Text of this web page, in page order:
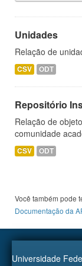
Unidades
Relação de
CSV ODT
Repositório
Relação de
comunidade
CSV ODT
Você também pode
Documentação da
Universidade